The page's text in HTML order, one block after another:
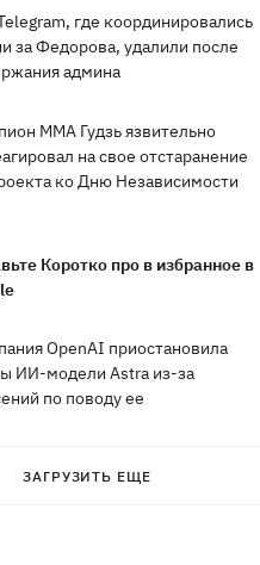
где координировались
за Федорова, удалили после
админа
ММА Гудзь язвительно
на свое отстаранение
ко Дню Независимости
Коротко про в избранное в
OpenAI приостановила
ИИ-модели Astra из-за
по поводу ее
дрон взорвался недалеко
ЗАГРУЗИТЬ ЕЩЕ